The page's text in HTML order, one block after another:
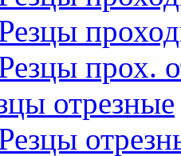
прох.
отрезные